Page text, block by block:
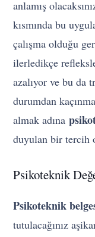
anlamış
kısmında bu
çalışma olduğu
ilerledikçe
azalıyor ve bu da
durumdan
almak adına
duyulan bir tercih
Psikoteknik
Psikoteknik
tutulacağınız